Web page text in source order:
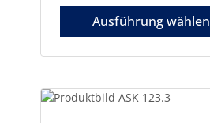
Ausführung wählen